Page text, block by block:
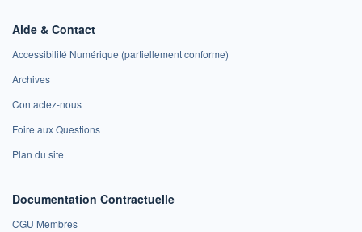
Aide & Contact
Accessibilité Numérique (partiellement conforme)
Archives
Contactez-nous
Foire aux Questions
Plan du site
Documentation Contractuelle
CGU Membres